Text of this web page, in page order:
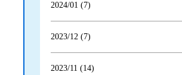
2024/01 (7)
2023/12 (7)
2023/11 (14)